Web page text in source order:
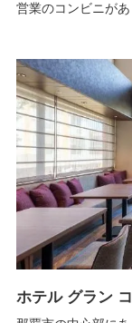
営業のコンビニが
ホテル グラン